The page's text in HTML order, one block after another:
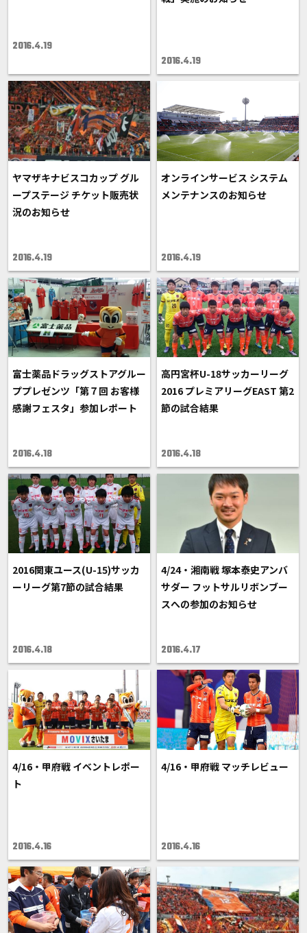
2016.4.19
2016.4.19
ヤマザキナビスコカップ グル
ープステージ チケット販売状
況のお知らせ
2016.4.19
オンラインサービス システム
メンテナンスのお知らせ
2016.4.19
富士薬品ドラッグストアグルー
ププレゼンツ「第７回 お客様
感謝フェスタ」参加レポート
2016.4.18
高円宮杯U-18サッカーリーグ
2016 プレミアリーグEAST 第2
節の試合結果
2016.4.18
2016関東ユース(U-15)サッカ
ーリーグ第7節の試合結果
2016.4.18
4/24・湘南戦 塚本泰史アンバ
サダー フットサルリボンブー
スへの参加のお知らせ
2016.4.17
4/16・甲府戦 イベントレポー
ト
2016.4.16
4/16・甲府戦 マッチレビュー
2016.4.16